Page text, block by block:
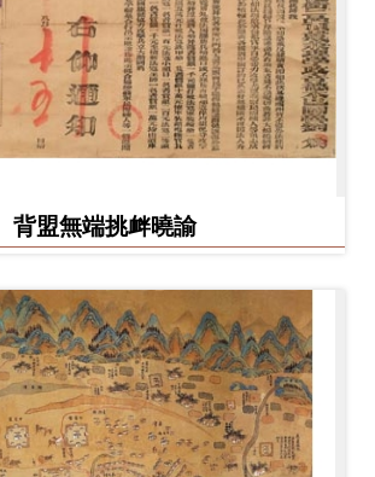
背盟無端挑衅曉諭